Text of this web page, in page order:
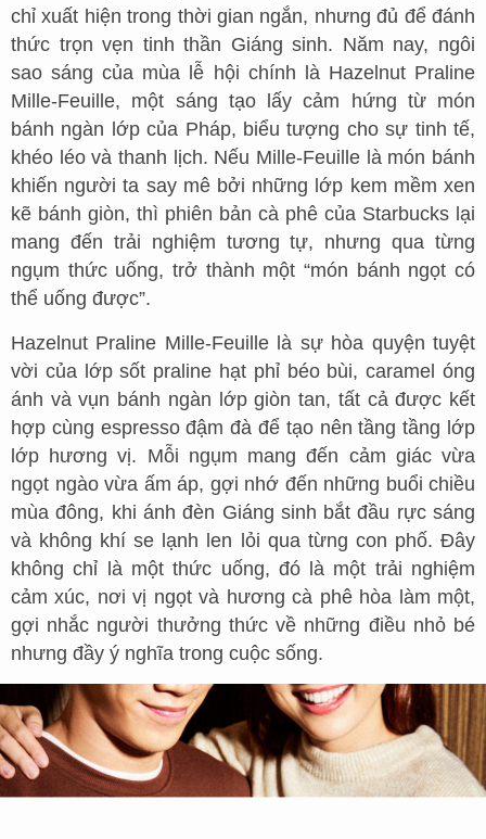
chỉ xuất hiện trong thời gian ngắn, nhưng đủ để đánh
thức trọn vẹn tinh thần Giáng sinh. Năm nay, ngôi
sao sáng của mùa lễ hội chính là Hazelnut Praline
Mille-Feuille, một sáng tạo lấy cảm hứng từ món
bánh ngàn lớp của Pháp, biểu tượng cho sự tinh tế,
khéo léo và thanh lịch. Nếu Mille-Feuille là món bánh
khiến người ta say mê bởi những lớp kem mềm xen
kẽ bánh giòn, thì phiên bản cà phê của Starbucks lại
mang đến trải nghiệm tương tự, nhưng qua từng
ngụm thức uống, trở thành một “món bánh ngọt có
thể uống được”.
Hazelnut Praline Mille-Feuille là sự hòa quyện tuyệt
vời của lớp sốt praline hạt phỉ béo bùi, caramel óng
ánh và vụn bánh ngàn lớp giòn tan, tất cả được kết
hợp cùng espresso đậm đà để tạo nên tầng tầng lớp
lớp hương vị. Mỗi ngụm mang đến cảm giác vừa
ngọt ngào vừa ấm áp, gợi nhớ đến những buổi chiều
mùa đông, khi ánh đèn Giáng sinh bắt đầu rực sáng
và không khí se lạnh len lỏi qua từng con phố. Đây
không chỉ là một thức uống, đó là một trải nghiệm
cảm xúc, nơi vị ngọt và hương cà phê hòa làm một,
gợi nhắc người thưởng thức về những điều nhỏ bé
nhưng đầy ý nghĩa trong cuộc sống.